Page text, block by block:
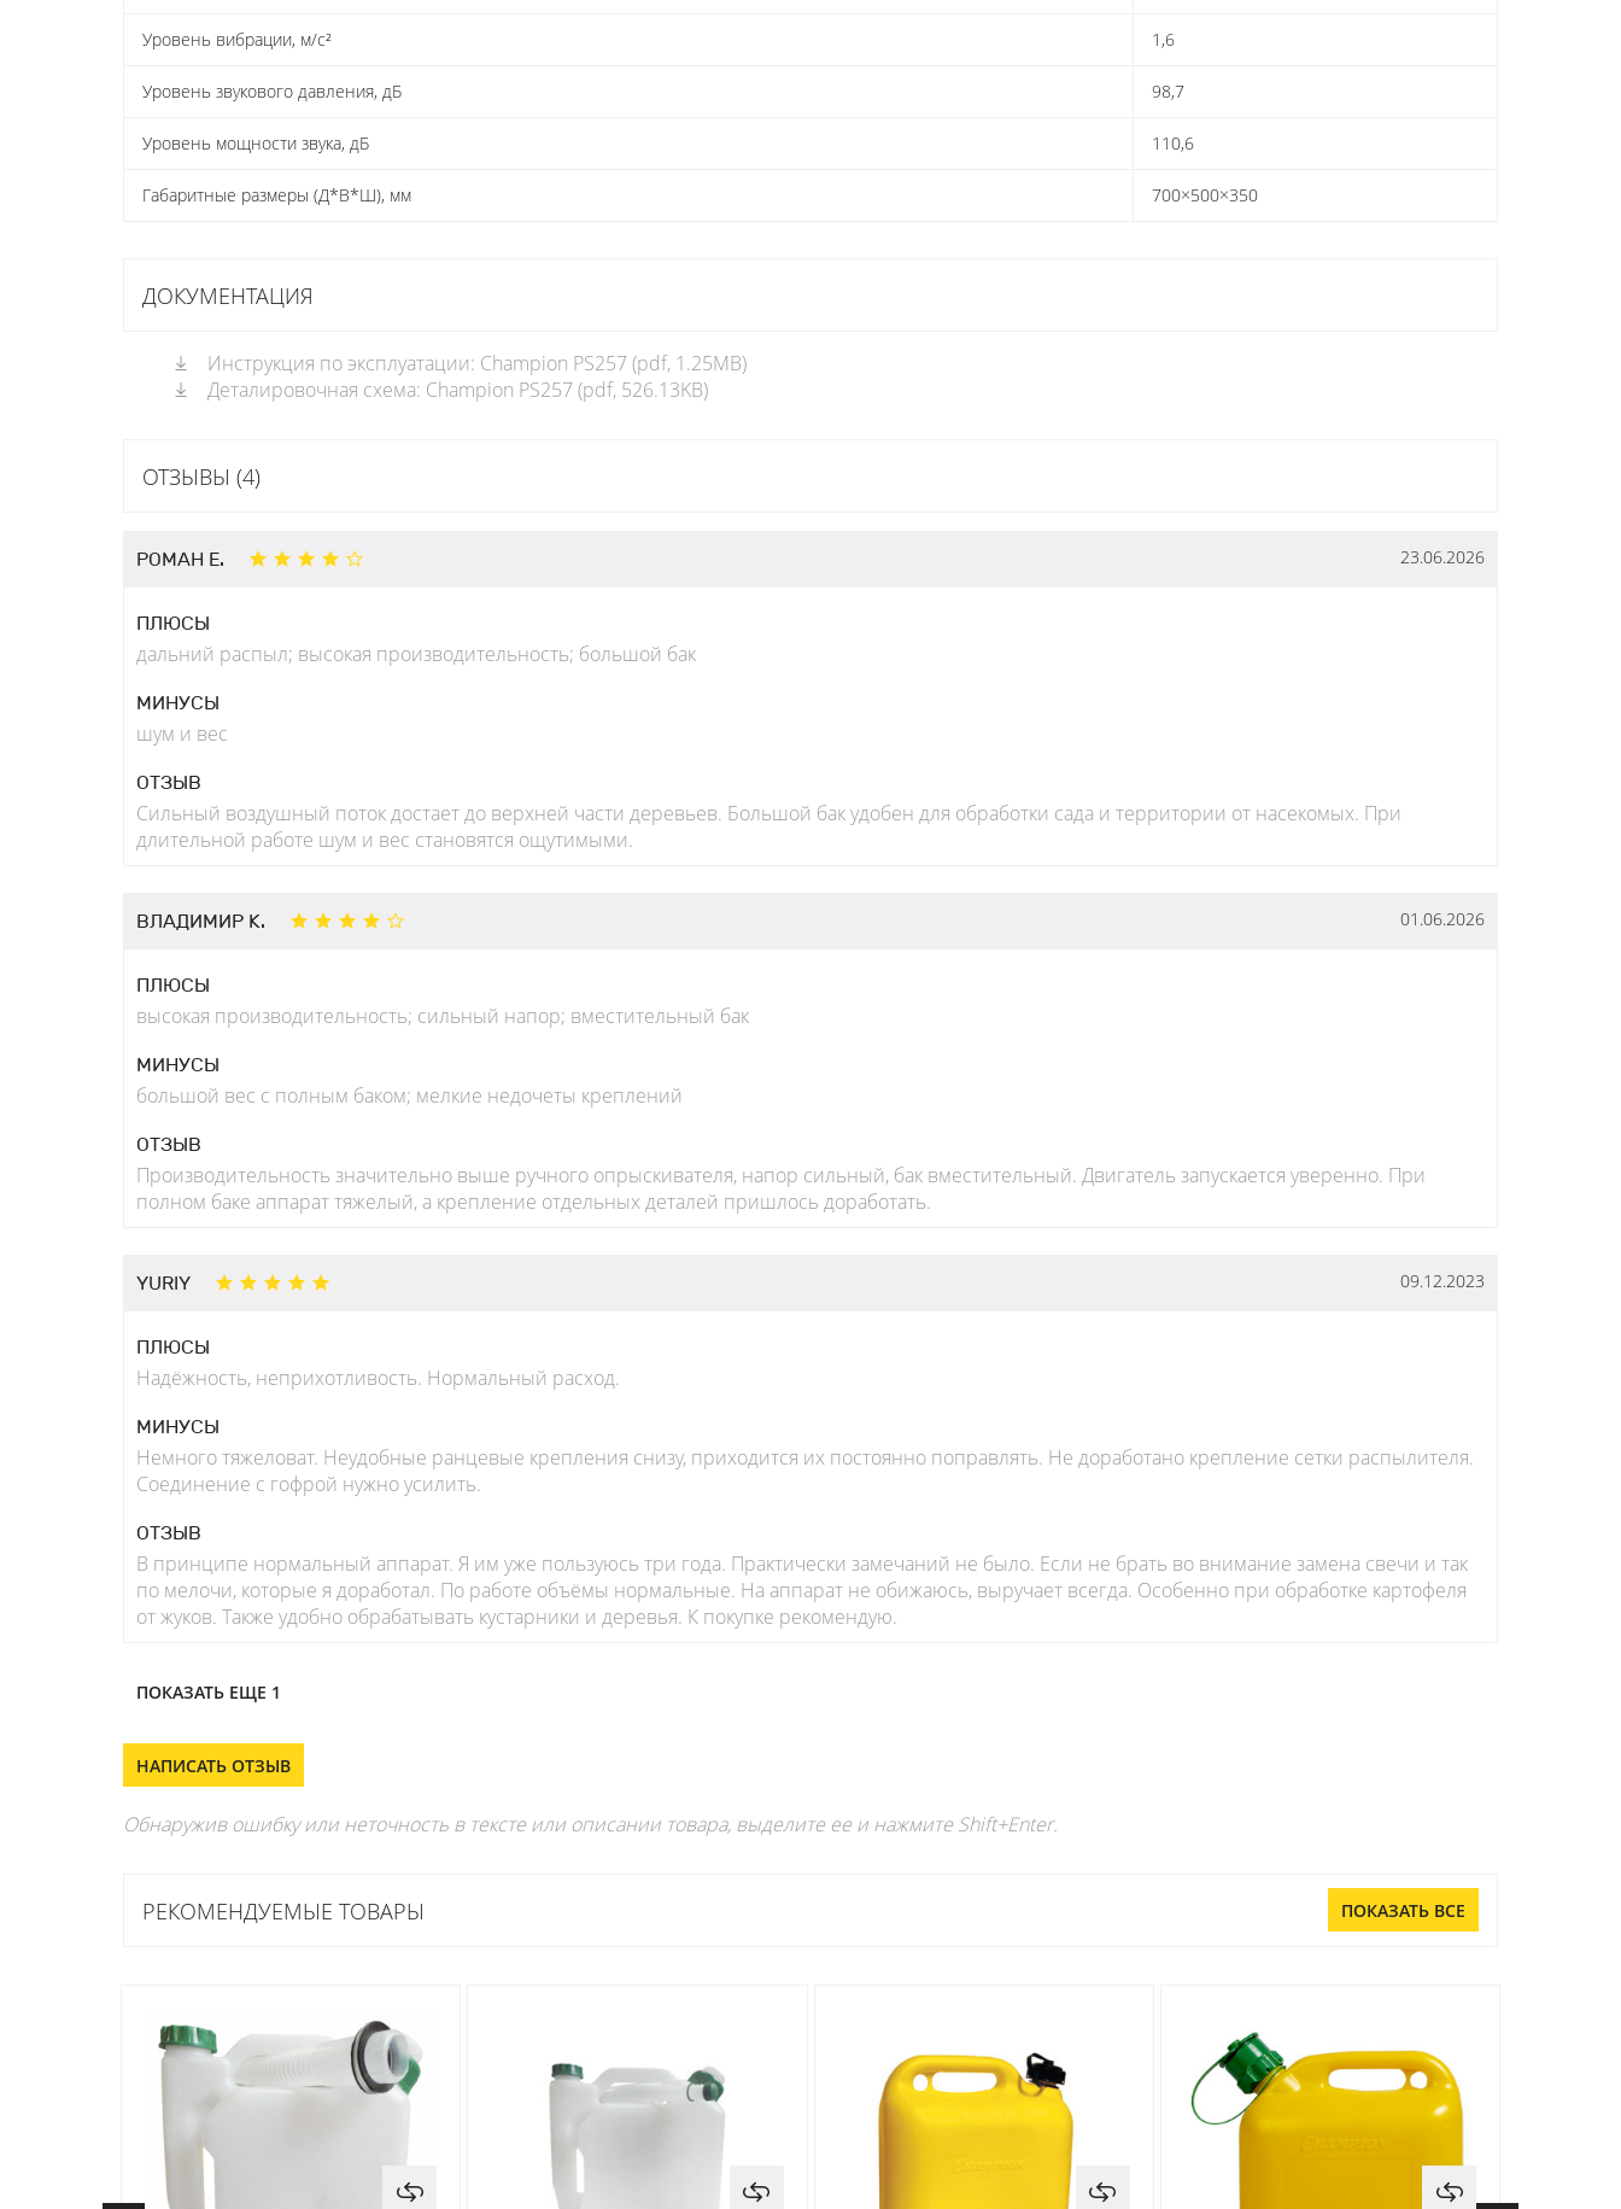
Уровень вибрации, м/с² 1,6
Уровень звукового давления, дБ 98,7
Уровень мощности звука, дБ 110,6
Габаритные размеры (Д*В*Ш), мм 700×500×350
ДОКУМЕНТАЦИЯ
Инструкция по эксплуатации: Champion PS257 (pdf, 1.25MB)
Деталировочная схема: Champion PS257 (pdf, 526.13KB)
ОТЗЫВЫ (4)
РОМАН Е. 23.06.2026
ПЛЮСЫ
дальний распыл; высокая производительность; большой бак
МИНУСЫ
шум и вес
ОТЗЫВ
Сильный воздушный поток достает до верхней части деревьев. Большой бак удобен для обработки сада и территории от насекомых. При
длительной работе шум и вес становятся ощутимыми.
ВЛАДИМИР К. 01.06.2026
ПЛЮСЫ
высокая производительность; сильный напор; вместительный бак
МИНУСЫ
большой вес с полным баком; мелкие недочеты креплений
ОТЗЫВ
Производительность значительно выше ручного опрыскивателя, напор сильный, бак вместительный. Двигатель запускается уверенно. При
полном баке аппарат тяжелый, а крепление отдельных деталей пришлось доработать.
YURIY 09.12.2023
ПЛЮСЫ
Надёжность, неприхотливость. Нормальный расход.
МИНУСЫ
Немного тяжеловат. Неудобные ранцевые крепления снизу, приходится их постоянно поправлять. Не доработано крепление сетки распылителя.
Соединение с гофрой нужно усилить.
ОТЗЫВ
В принципе нормальный аппарат. Я им уже пользуюсь три года. Практически замечаний не было. Если не брать во внимание замена свечи и так
по мелочи, которые я доработал. По работе объёмы нормальные. На аппарат не обижаюсь, выручает всегда. Особенно при обработке картофеля
от жуков. Также удобно обрабатывать кустарники и деревья. К покупке рекомендую.
ПОКАЗАТЬ ЕЩЕ 1
НАПИСАТЬ ОТЗЫВ
Обнаружив ошибку или неточность в тексте или описании товара, выделите ее и нажмите Shift+Enter.
РЕКОМЕНДУЕМЫЕ ТОВАРЫ ПОКАЗАТЬ ВСЕ